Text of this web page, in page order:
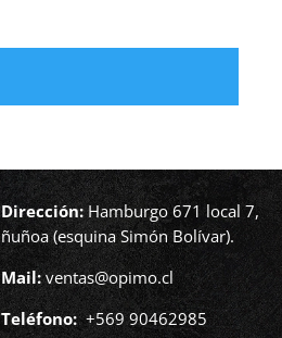
Dirección:Hamburgo 671 local 7,
ñuñoa (esquina Simón Bolívar).
Mail: ventas@opimo.cl
Teléfono: ‪+569 90462985‬